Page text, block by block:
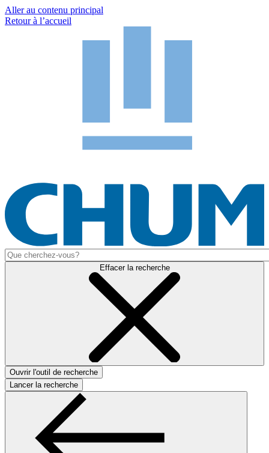
Aller au contenu principal
Retour à l’accueil
Effacer la recherche
Ouvrir l'outil de recherche
Lancer la recherche